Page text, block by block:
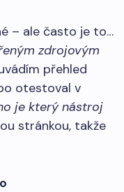
– ale často je to…
zdrojovým
přehled
otestoval v
je který nástroj
stránkou, takže